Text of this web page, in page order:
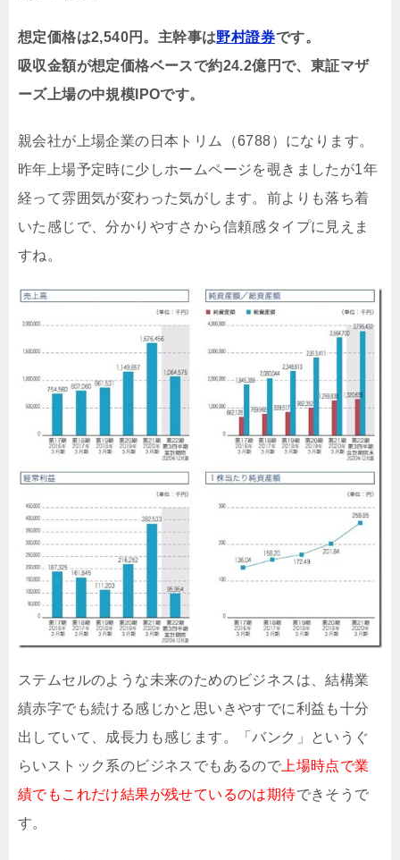
想定価格は2,540円。主幹事は野村證券です。
吸収金額が想定価格ベースで約24.2億円で、東証マザ
ーズ上場の中規模IPOです。
親会社が上場企業の日本トリム（6788）になります。
昨年上場予定時に少しホームページを覗きましたが1年
経って雰囲気が変わった気がします。前よりも落ち着
いた感じで、分かりやすさから信頼感タイプに見えま
すね。
ステムセルのような未来のためのビジネスは、結構業
績赤字でも続ける感じかと思いきやすでに利益も十分
出していて、成長力も感じます。「バンク」というぐ
らいストック系のビジネスでもあるので 上場時点で業
績でもこれだけ結果が残せているのは期待できそうで
す。